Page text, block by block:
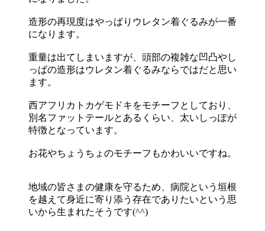
造形の再現度はやっぱりウレタン着ぐるみが一番
になります。
重量は出てしまいますが、頭部の複雑な凹凸やし
っぱの造形はウレタン着ぐるみならではだと思い
ます。
西アフリカトカゲモドキをモチーフとしており、
別名ファットテールとあるくらい、太いしっぽが
特徴となっています。
お花やちょうちょのモチーフもかわいいですね。
地域の皆さまの健康を守るため、病院という垣根
を越えて身近に寄り添う存在でありたいという思
いから生まれたそうです(^^)